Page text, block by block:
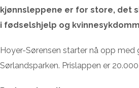
kjønnsleppene er for store, det
i fødselshjelp og
Hoyer-Sørensen starter nå opp med
Sørlandsparken. Prislappen er 20.000